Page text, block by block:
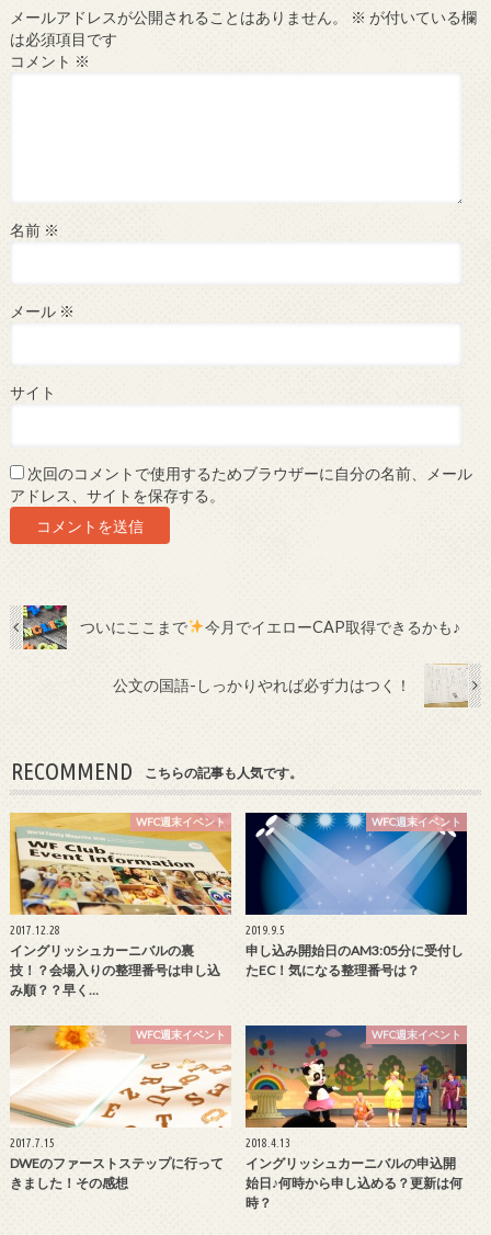
メールアドレスが公開されることはありません。 ※ が付いている欄
は必須項目です
コメント ※
名前 ※
メール ※
サイト
次回のコメントで使用するためブラウザーに自分の名前、メール
アドレス、サイトを保存する。
ついにここまで 今月でイエローCAP取得できるかも♪
公文の国語-しっかりやれば必ず力はつく！
RECOMMEND こちらの記事も人気です。
WFC週末イベント
2017.12.28
イングリッシュカーニバルの裏
技！？会場入りの整理番号は申し込
み順？？早く…
WFC週末イベント
2019.9.5
申し込み開始日のAM3:05分に受付し
たEC！気になる整理番号は？
WFC週末イベント
2017.7.15
DWEのファーストステップに行って
きました！その感想
WFC週末イベント
2018.4.13
イングリッシュカーニバルの申込開
始日♪何時から申し込める？更新は何
時？